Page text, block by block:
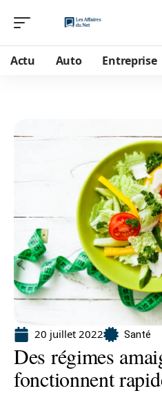
Actu Auto Entreprise
20 juillet 2022 Santé
Des régimes
fonctionnent